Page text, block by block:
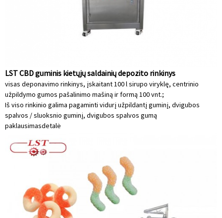
LST CBD guminis kietųjų saldainių depozito rinkinys
visas deponavimo rinkinys, įskaitant 100 l sirupo viryklę, centrinio
užpildymo gumos pašalinimo mašiną ir formą 100 vnt.;
Iš viso rinkinio galima pagaminti vidurį užpildantį guminį, dvigubos
spalvos / sluoksnio guminį, dvigubos spalvos gumą
paklausimasdetalė